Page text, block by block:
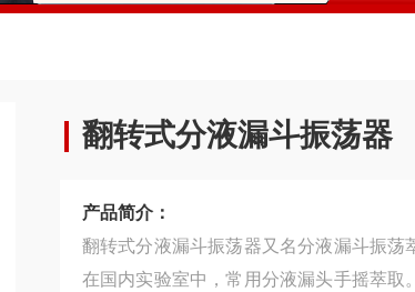
翻转式分液漏斗振荡器
产品简介：
翻转式分液漏斗振荡器又名分液漏斗振
在国内实验室中，常用分液漏头手摇萃